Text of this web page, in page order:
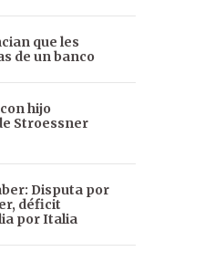
que les
de un banco
hijo
Stroessner
Disputa por
déficit
por Italia